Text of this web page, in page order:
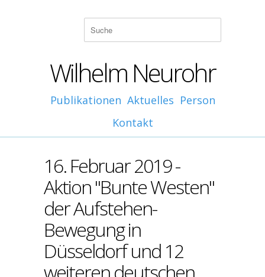
Wilhelm Neurohr
Publikationen Aktuelles Person
Kontakt
16. Februar 2019 -
Aktion "Bunte Westen"
der Aufstehen-
Bewegung in
Düsseldorf und 12